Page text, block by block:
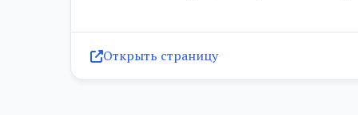
Разряд 18
Открыть страницу